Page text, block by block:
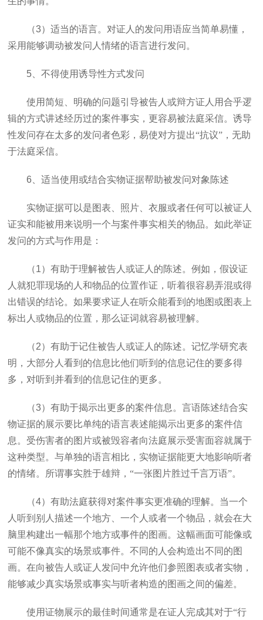
（3）适当的语言。对证人的发问用语应当简单易懂，
采用能够调动被发问人情绪的语言进行发问。
5 、不得使用诱导性方式发问
使用简短、明确的问题引导被告人或辩方证人用合乎逻
辑的方式讲述经历过的案件事实，更容易被法庭采信。诱导
性发问存在太多的发问者色彩，易使对方提出“抗议”，无助
于法庭采信。
6 、适当使用或结合实物证据帮助被发问对象陈述
实物证据可以是图表、照片、衣服或者任何可以被证人
证实和能被用来说明一个与案件事实相关的物品。如此举证
发问的方式与作用是：
（1）有助于理解被告人或证人的陈述。例如，假设证
人就犯罪现场的人和物品的位置作证，听着很容易弄混或得
出错误的结论。如果要求证人在听众能看到的地图或图表上
标出人或物品的位置，那么证词就容易被理解。
（2）有助于记住被告人或证人的陈述。记忆学研究表
明，大部分人看到的信息比他们听到的信息记住的要多得
多，对听到并看到的信息记住的更多。
（3）有助于揭示出更多的案件信息。言语陈述结合实
物证据的展示要比单纯的语言表述能揭示出更多的案件信
息。受伤害者的图片或被毁容者向法庭展示受害面容就属于
这种类型。与单独的语言相比，实物证据能更大地影响听者
的情绪。所谓事实胜于雄辩，“一张图片胜过千言万语”。
（4）有助法庭获得对案件事实更准确的理解。当一个
人听到别人描述一个地方、一个人或者一个物品，就会在大
脑里构建出一幅那个地方或事件的图画。这幅画面可能像或
可能不像真实的场景或事件。不同的人会构造出不同的图
画。在向被告人或证人发问中允许他们参照图表或者实物，
能够减少真实场景或事实与听者构造的图画之间的偏差。
使用证物展示的最佳时间通常是在证人完成其对于“行